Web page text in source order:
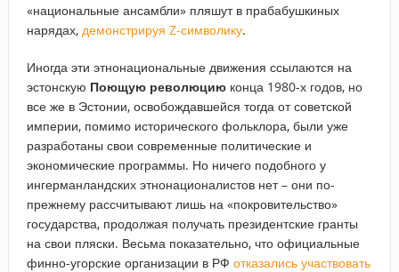
«национальные ансамбли» пляшут в прабабушкиных
нарядах, демонстрируя Z-символику.
Иногда эти этнонациональные движения ссылаются на
эстонскую Поющую революциюконца 1980-х годов, но
все же в Эстонии, освобождавшейся тогда от советской
империи, помимо исторического фольклора, были уже
разработаны свои современные политические и
экономические программы. Но ничего подобного у
ингерманландских этнонационалистов нет – они по-
прежнему рассчитывают лишь на «покровительство»
государства, продолжая получать президентские гранты
на свои пляски. Весьма показательно, что официальные
финно-угорские организации в РФ отказались участвовать